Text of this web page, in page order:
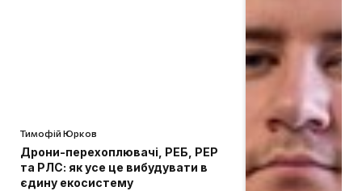
Тимофій Юрков
Дрони-перехоплювачі, РЕБ, РЕР
та РЛС: як усе це вибудувати в
єдину екосистему